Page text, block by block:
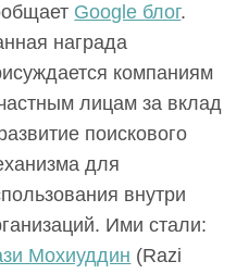
Google блог.
награда
компаниям
лицам за вклад
поискового
для
внутри
Ими стали:
Мохиуддин (Razi